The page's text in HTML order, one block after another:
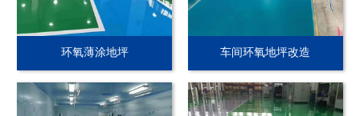
环氧薄涂地坪 车间环氧地坪改造